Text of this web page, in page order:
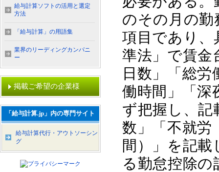
のその月の勤
項目であり、
準法」で賃金
日数」「総労
働時間」「深
ず把握し、記
数」「不就労
間）」を記
る勤怠控除
給与計算ソフトの活用と選定
方法
「給与計算」の用語集
業界のリーディングカンパニ
ー
掲載ご希望の企業様
「給与計算.jp」内の専門サイト
給与計算代行・アウトソーシン
グ